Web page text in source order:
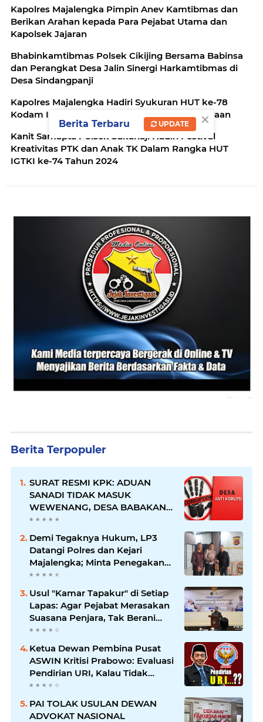
Kapolres Majalengka Pimpin Anev Kamtibmas dan
Berikan Arahan kepada Para Pejabat Utama dan
Kapolsek Jajaran
Bhabinkamtibmas Polsek Cikijing Bersama Babinsa
dan Perangkat Desa Jalin Sinergi Harkamtibmas di
Desa Sindangpanji
Kapolres Majalengka Hadiri Syukuran HUT ke-78
Kodam III/Siliwangi dengan Penuh Kebersamaan
Kanit Samapta Polsek Sukahaji Hadiri Festival
Kreativitas PTK dan Anak TK Dalam Rangka HUT
IGTKI ke-74 Tahun 2024
Berita Terpopuler
SURAT RESMI KPK: ADUAN
SANADI TIDAK MASUK
WEWENANG, DESA BABAKAN
JUSTRU DITETAPKAN DESA
KEJAKSAAN
Demi Tegaknya Hukum, LP3
Datangi Polres dan Kejari
Majalengka; Minta Penegakan
Proporsional: Restoratif untuk
Oknum
Usul "Kamar Tapakur" di Setiap
Lapas: Agar Pejabat Merasakan
Suasana Penjara, Tak Berani
Korupsi dan Menyalahgunakan
Ketua Dewan Pembina Pusat
ASWIN Kritisi Prabowo: Evaluasi
Pendirian URI, Kalau Tidak
Mendesak Sebaiknya
PAI TOLAK USULAN DEWAN
ADVOKAT NASIONAL
×
Berita Terbaru UPDATE